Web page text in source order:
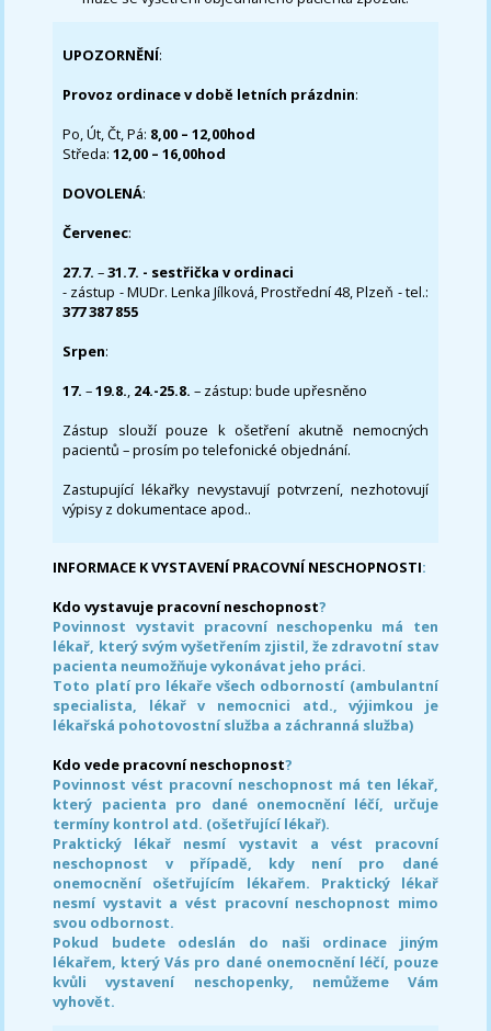
UPOZORNĚNÍ:
Provoz ordinace v době letních prázdnin:
Po, Út, Čt, Pá: 8,00 – 12,00hod
Středa:12,00 – 16,00hod
DOVOLENÁ:
Červenec:
27.7.–31.7. - sestřička v ordinaci
- zástup - MUDr. Lenka Jílková, Prostřední 48, Plzeň - tel.:
377 387 855
Srpen:
17. –19.8., 24.-25.8. – zástup: bude upřesněno
Zástup slouží pouze k ošetření akutně nemocných
pacientů – prosím po telefonické objednání.
Zastupující lékařky nevystavují potvrzení, nezhotovují
výpisy z dokumentace apod..
INFORMACE K VYSTAVENÍ PRACOVNÍ NESCHOPNOSTI:
Kdo vystavuje pracovní neschopnost?
Povinnost vystavit pracovní neschopenku má ten
lékař, který svým vyšetřením zjistil, že zdravotní stav
pacienta neumožňuje vykonávat jeho práci.
Toto platí pro lékaře všech odborností (ambulantní
specialista, lékař v nemocnici atd., výjimkou je
lékařská pohotovostní služba a záchranná služba)
Kdo vede pracovní neschopnost?
Povinnost vést pracovní neschopnost má ten lékař,
který pacienta pro dané onemocnění léčí, určuje
termíny kontrol atd. (ošetřující lékař).
Praktický lékař nesmí vystavit a vést pracovní
neschopnost v případě, kdy není pro dané
onemocnění ošetřujícím lékařem. Praktický lékař
nesmí vystavit a vést pracovní neschopnost mimo
svou odbornost.
Pokud budete odeslán do naši ordinace jiným
lékařem, který Vás pro dané onemocnění léčí, pouze
kvůli vystavení neschopenky, nemůžeme Vám
vyhovět.